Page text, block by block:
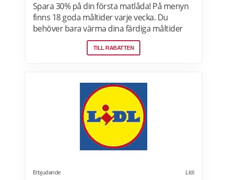
Spara 30% på din första matlåda! På menyn
finns 18 goda måltider varje vecka. Du
behöver bara värma dina färdiga måltider
från Factor Meals. Med Factor har du alltid
full kontroll. Du väljer vilka måltider du vill ha.
abonnemang när du vill. Läs mer om
pensionärsrabatter hos Factor här.
TILL RABATTEN
Erbjudande LIdl